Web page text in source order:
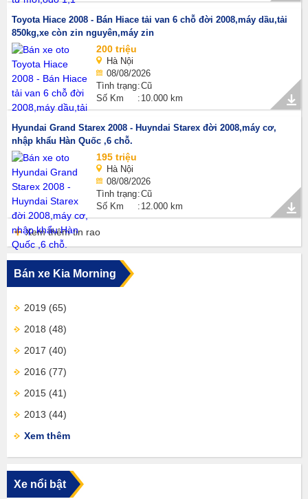
Toyota Hiace 2008 - Bán Hiace tải van 6 chỗ đời 2008,máy dầu,tải
850kg,xe còn zin nguyên,máy zin
200 triệu
Hà Nội
08/08/2026
Tình trạng Cũ
Số Km
10.000 km
Hyundai Grand Starex 2008 - Huyndai Starex đời 2008,máy cơ,
nhập khẩu Hàn Quốc ,6 chỗ.
195 triệu
Hà Nội
08/08/2026
Tình trạng Cũ
Số Km
12.000 km
Xem thêm tin rao
Bán xe Kia Morning
2019 (65)
2018 (48)
2017 (40)
2016 (77)
2015 (41)
2013 (44)
Xem thêm
Xe nổi bật